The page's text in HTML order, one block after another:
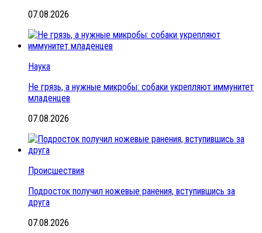
07.08.2026
Наука
Не грязь, а нужные микробы: собаки укрепляют иммунитет
младенцев
07.08.2026
Происшествия
Подросток получил ножевые ранения, вступившись за
друга
07.08.2026